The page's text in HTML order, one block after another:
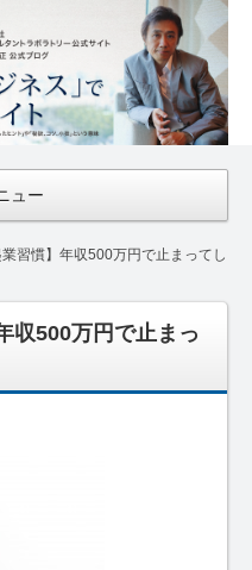
ュー
業習慣】年収500万円で止まってし
収500万円で止まっ